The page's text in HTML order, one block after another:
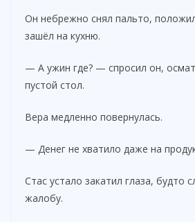
Он небрежно снял пальто,
зашёл на кухню.
— А ужин где? — спросил он,
пустой стол.
Вера медленно повернулась.
— Денег не хватило даже на
Стас устало закатил глаза, будто
жалобу.